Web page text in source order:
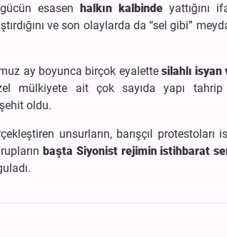
esasen halkın kalbinde yattığını
ve son olaylarda da “sel gibi”
ay boyunca birçok eyalette silahlı
mülkiyete ait çok sayıda yapı
oldu.
unsurların, barışçıl protestoları
başta Siyonist rejimin istihbarat